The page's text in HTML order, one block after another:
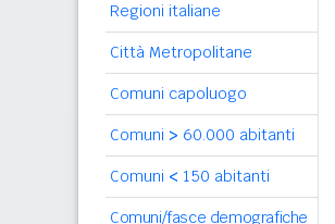
Regioni italiane
Città Metropolitane
Comuni capoluogo
Comuni > 60.000 abitanti
Comuni < 150 abitanti
Comuni/fasce demografiche